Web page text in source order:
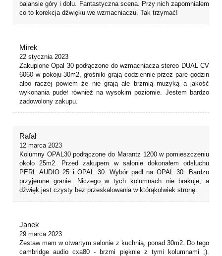
balansie góry i dołu. Fantastyczna scena. Przy nich zapomniałem
co to korekcja dźwięku we wzmacniaczu. Tak trzymać!
Mirek
22 stycznia 2023
Zakupione Opal 30 podłączone do wzmacniacza stereo DUAL CV
6060 w pokoju 30m2, głośniki grają codziennie przez parę godzin
albo raczej powiem że nie grają ale brzmią muzyką a jakość
wykonania pudeł również na wysokim poziomie. Jestem bardzo
zadowolony zakupu.
Rafał
12 marca 2023
Kolumny OPAL30 podłączone do Marantz 1200 w pomieszczeniu
około 25m2. Przed zakupem w salonie dokonałem odsłuchu
PERL AUDIO 25 i OPAL 30. Wybór padł na OPAL 30. Bardzo
przyjemne granie. Niczego w tych kolumnach nie brakuje, a
dźwięk jest czysty bez przeskalowania w którąkolwiek stronę.
Janek
29 marca 2023
Zestaw mam w otwartym salonie z kuchnią, ponad 30m2. Do tego
cambridge audio cxa80 - brzmi pięknie z tymi kolumnami ;).